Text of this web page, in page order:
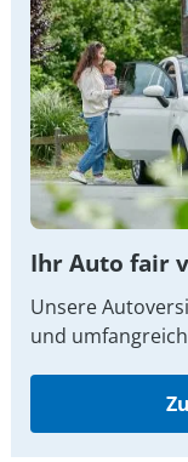
Ihr Auto fair
Unsere
und